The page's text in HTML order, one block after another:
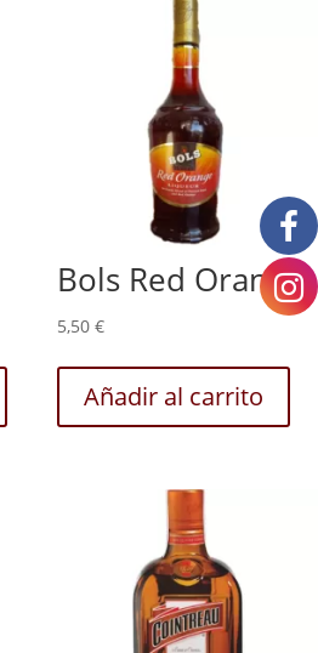
Bols Red Orange
5,50 €
Añadir al carrito